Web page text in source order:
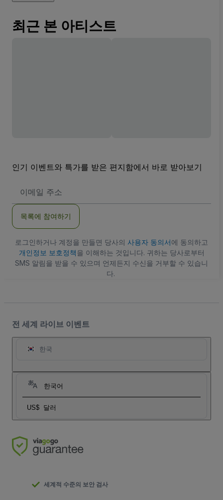
최근 본 아티스트
인기 이벤트와 특가를 받은 편지함에서 바로 받아보기
메
소
목록에 참여하기
로그인하거나 계정을 만들면 당사의 사용자 동의서에 동의하고
개인정보 보호정책을 이해하는 것입니다. 귀하는 당사로부터
SMS 알림을 받을 수 있으며 언제든지 수신을 거부할 수 있습니
다.
전 세계 라이브 이벤트
한국
한국어
US$ 달러
세계적 수준의 보안 검사